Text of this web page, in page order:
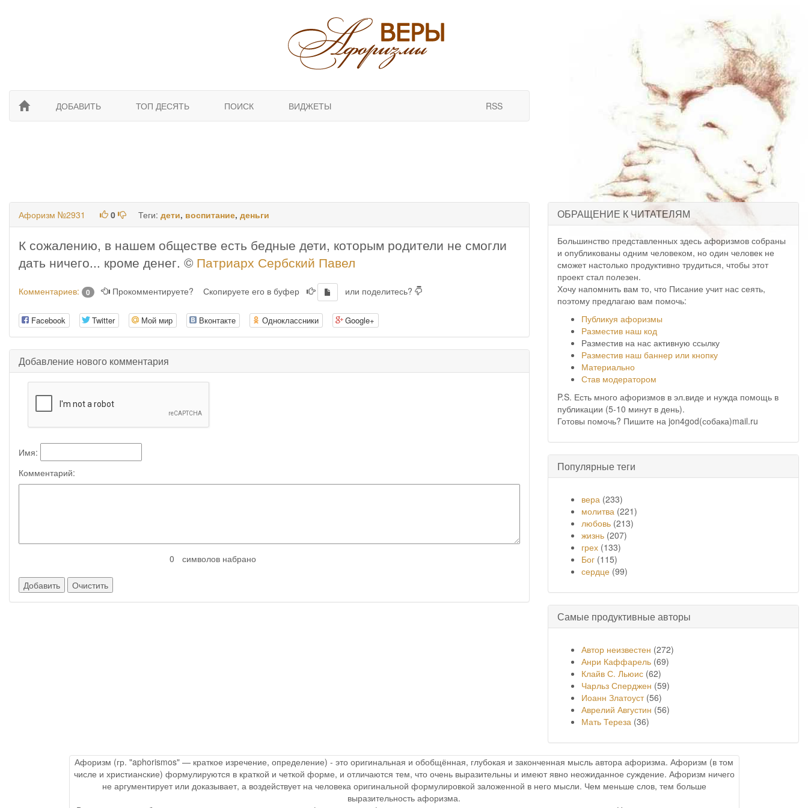
ДОБАВИТЬ ТОП ДЕСЯТЬ ПОИСК ВИДЖЕТЫ RSS
Афоризм №2931 0 Теги: дети, воспитание, деньги
К сожалению, в нашем обществе есть бедные дети, которым родители не смогли
дать ничего... кроме денег. © Патриарх Сербский Павел
Комментариев: 0 Прокомментируете? Скопируете его в буфер или поделитесь?
Facebook Twitter Мой мир Вконтакте Одноклассники Google+
Добавление нового комментария
Имя:
Комментарий:
символов набрано
ОБРАЩЕНИЕ К ЧИТАТЕЛЯМ
Большинство представленных здесь афоризмов собраны
и опубликованы одним человеком, но один человек не
сможет настолько продуктивно трудиться, чтобы этот
проект стал полезен.
Хочу напомнить вам то, что Писание учит нас сеять,
поэтому предлагаю вам помочь:
Публикуя афоризмы
Разместив наш код
Разместив на нас активную ссылку
Разместив наш баннер или кнопку
Материально
Став модератором
P.S. Есть много афоризмов в эл.виде и нужда помощь в
публикации (5-10 минут в день).
Готовы помочь? Пишите на jon4god(собака)mail.ru
Популярные теги
вера (233)
молитва (221)
любовь (213)
жизнь (207)
грех (133)
Бог (115)
сердце (99)
Самые продуктивные авторы
Автор неизвестен (272)
Анри Каффарель (69)
Клайв С. Льюис (62)
Чарльз Сперджен (59)
Иоанн Златоуст(56)
Аврелий Августин (56)
Мать Тереза (36)
Афоризм (гр. "aphorismos" — краткое изречение, определение) - это оригинальная и обобщённая, глубокая и законченная мысль автора афоризма. Афоризм (в том
числе и христианские) формулируются в краткой и четкой форме, и отличаются тем, что очень выразительны и имеют явно неожиданное суждение. Афоризм ничего
не аргументирует или доказывает, а воздействует на человека оригинальной формулировкой заложенной в него мысли. Чем меньше слов, тем больше
выразительность афоризма.